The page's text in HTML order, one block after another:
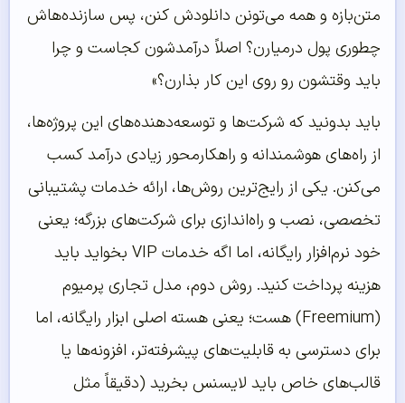
متن‌بازه و همه می‌تونن دانلودش کنن، پس سازنده‌هاش
چطوری پول درمیارن؟ اصلاً درآمدشون کجاست و چرا
باید وقتشون رو روی این کار بذارن؟»
باید بدونید که شرکت‌ها و توسعه‌دهنده‌های این پروژه‌ها،
از راه‌های هوشمندانه و راهکارمحور زیادی درآمد کسب
می‌کنن. یکی از رایج‌ترین روش‌ها، ارائه خدمات پشتیبانی
تخصصی، نصب و راه‌اندازی برای شرکت‌های بزرگه؛ یعنی
خود نرم‌افزار رایگانه، اما اگه خدمات VIP بخواید باید
هزینه پرداخت کنید. روش دوم، مدل تجاری پرمیوم
(Freemium) هست؛ یعنی هسته اصلی ابزار رایگانه، اما
برای دسترسی به قابلیت‌های پیشرفته‌تر، افزونه‌ها یا
قالب‌های خاص باید لایسنس بخرید (دقیقاً مثل